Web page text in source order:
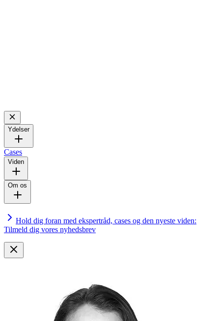
Ydelser
Cases
Viden
Om os
Hold dig foran med ekspertråd, cases og den nyeste viden:
Tilmeld dig vores nyhedsbrev